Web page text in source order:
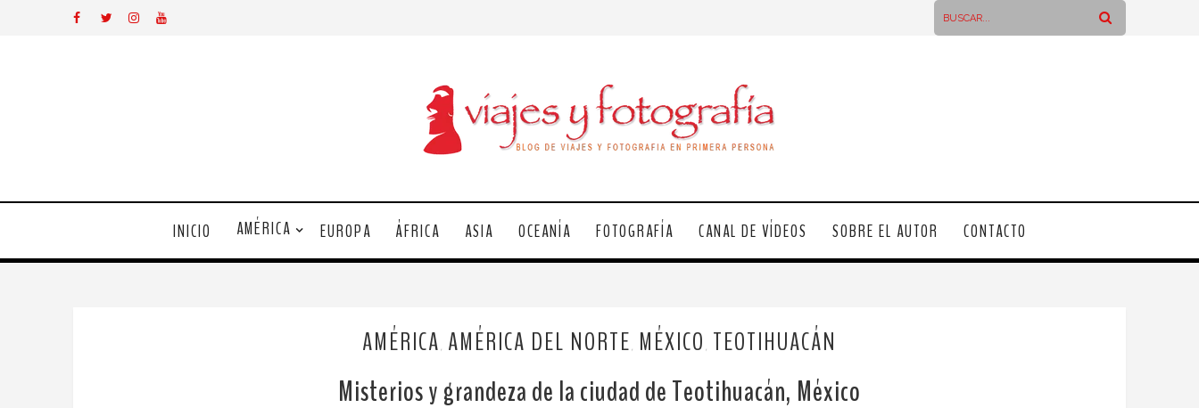
INICIO AMÉRICA EUROPA ÁFRICA ASIA OCEANÍA FOTOGRAFÍA CANAL DE VÍDEOS SOBRE EL AUTOR CONTACTO
AMÉRICA AMÉRICA DEL NORTE MÉXICO TEOTIHUACÁN
Misterios y grandeza de la ciudad de Teotihuacán, México